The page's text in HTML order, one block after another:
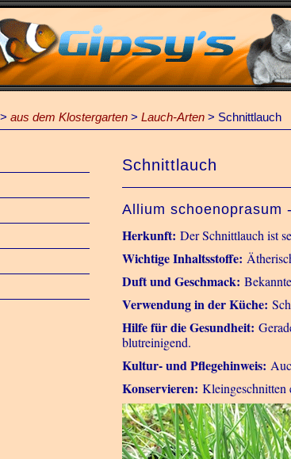
> aus dem Klostergarten > Lauch-Arten > Schnittlauch
Schnittlauch
Allium schoenoprasum
Herkunft: Der Schnittlauch ist
Wichtige Inhaltsstoffe:
Duft und Geschmack:
Verwendung in der Küche:
Hilfe für die Gesundheit:
blutreinigend.
Kultur- und Pflegehinweis:
Konservieren: Kleingeschnitten